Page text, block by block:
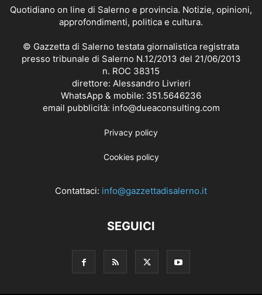
Quotidiano on line di Salerno e provincia. Notizie, opinioni,
approfondimenti, politica e cultura.
© Gazzetta di Salerno testata giornalistica registrata
presso tribunale di Salerno N.12/2013 del 21/06/2013
n. ROC 38315
direttore: Alessandro Livrieri
WhatsApp & mobile: 351.5646236
email pubblicità: info@dueaconsulting.com
Privacy policy
Cookies policy
Contattaci: info@gazzettadisalerno.it
SEGUICI